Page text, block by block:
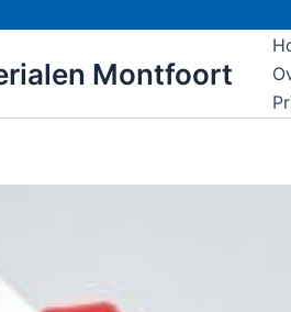
Montfoort